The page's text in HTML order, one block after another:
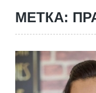
МЕТКА: